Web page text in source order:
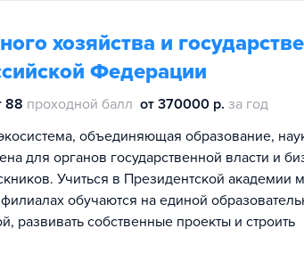
хозяйства и
Федерации
88 проходной балл от 370000 р. за год
объединяющая образование,
для органов государственной власти и
Учиться в Президентской академии
обучаются на единой
развивать собственные проекты и строить